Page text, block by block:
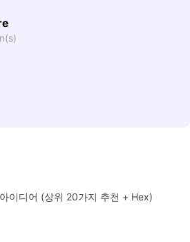
이디어 (상위 20가지 추천 + Hex)